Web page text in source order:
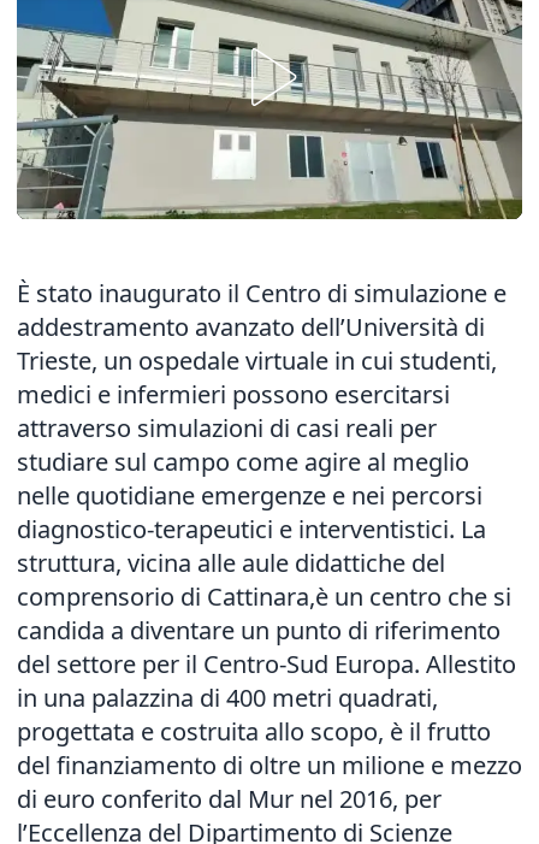
È stato inaugurato il Centro di simulazione e
addestramento avanzato dell’Università di
Trieste, un ospedale virtuale in cui studenti,
medici e infermieri possono esercitarsi
attraverso simulazioni di casi reali per
studiare sul campo come agire al meglio
nelle quotidiane emergenze e nei percorsi
diagnostico-terapeutici e interventistici. La
struttura, vicina alle aule didattiche del
comprensorio di Cattinara,è un centro che si
candida a diventare un punto di riferimento
del settore per il Centro-Sud Europa. Allestito
in una palazzina di 400 metri quadrati,
progettata e costruita allo scopo, è il frutto
del finanziamento di oltre un milione e mezzo
di euro conferito dal Mur nel 2016, per
l’Eccellenza del Dipartimento di Scienze